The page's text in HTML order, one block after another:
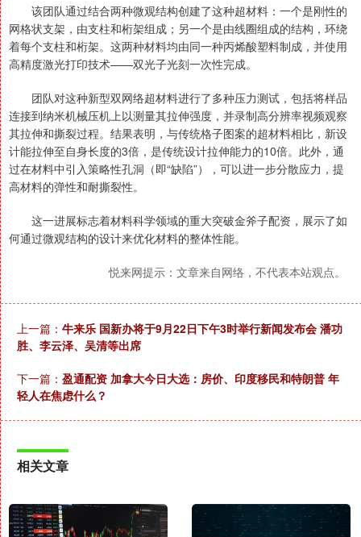
该团队通过结合两种微观结构创建了这种超材料：一个是刚性的
网格状支架，由支柱和桁架组成；另一个是由线圈组成的结构，环绕
着每个支柱和桁架。这两种材料均由同一种丙烯酸塑料制成，并使用
高精度激光打印技术——双光子光刻一次性完成。
团队对这种新型双网络超材料进行了多种压力测试，包括将样品
连接到纳米机械压机上以测量其拉伸强度，并录制高分辨率视频观察
其拉伸和撕裂过程。结果表明，与传统格子图案的超材料相比，新设
计能拉伸至自身长度的3倍，是传统设计拉伸能力的10倍。此外，通
过在材料中引入策略性孔洞（即“缺陷”），可以进一步分散应力，提
高材料的弹性和耐撕裂性。
这一进展标志着材料科学领域的重大突破金斧子配资，展示了如
何通过微观结构的设计来优化材料的整体性能。
悦来网提示：文章来自网络，不代表本站观点。
上一篇： 牛来乐 国新办将于9月22日下午3时举行新闻发布会 潘功
胜、李云泽、吴清等出席
下一篇： 盈通配资 加拿大今日大选：房价、印度移民和特朗普 年
轻人在焦虑什么？
相关文章